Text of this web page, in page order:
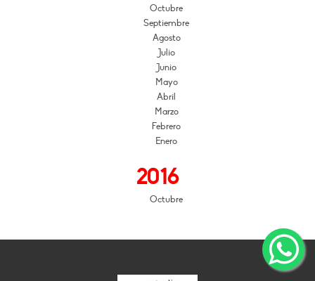
Octubre
Septiembre
Agosto
Julio
Junio
Mayo
Abril
Marzo
Febrero
Enero
2016
Octubre